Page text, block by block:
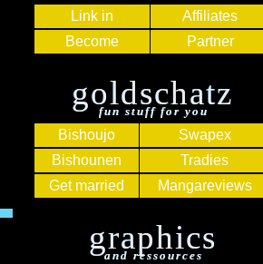
Link in
Become
Affiliates
Partner
goldschatz
fun stuff for you
Bishoujo
Bishounen
Get married
Swapex
Tradies
Mangareviews
graphics
and ressources